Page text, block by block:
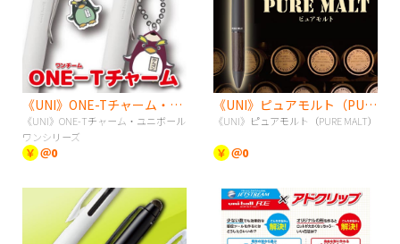
《UNI》ONE-Tチャーム・ユニボールワンシリーズ
《UNI》ONE-Tチャーム・ユニボール
ワンシリーズ
￥ ＠0
《UNI》ピュアモルト（PURE MALT）
《UNI》ピュアモルト（PURE MALT）
￥ ＠0